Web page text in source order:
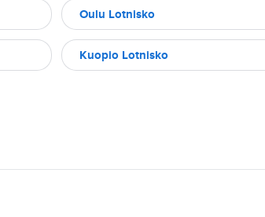
Oulu Lotnisko
Kuopio Lotnisko